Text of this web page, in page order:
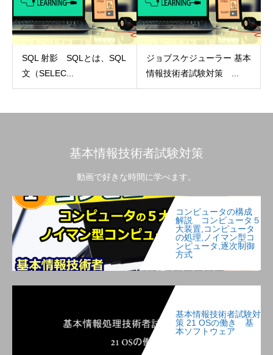
SQL 射影 SQLとは、SQL
文（SELEC...
ジョブスケジューラー 基本
情報技術者試験対策 ...
基本情報技術者試験対策
動画で好きな時間に学べます。
コンピュータの構成
解説 コンピュータ５
大装置,コンピュータ
の処理,ノイマン型コ
ンピュータ,逐次制御
方式
基本情報技術者試験対
策 21 OSの働き 基
本ソフトウェア